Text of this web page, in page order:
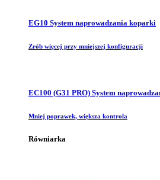
EG10 System naprowadzania koparki
Zrób więcej przy mniejszej konfiguracji
EC100 (G31 PRO) System
Mniej poprawek, większa kontrola
Równiarka